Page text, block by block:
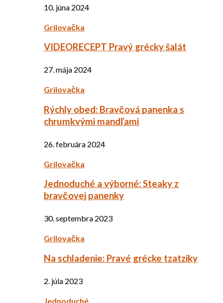
10. júna 2024
Grilovačka
VIDEORECEPT Pravý grécky šalát
27. mája 2024
Grilovačka
Rýchly obed: Bravčová panenka s
chrumkvými mandľami
26. februára 2024
Grilovačka
Jednoduché a výborné: Steaky z
bravčovej panenky
30. septembra 2023
Grilovačka
Na schladenie: Pravé grécke tzatziky
2. júla 2023
Jednoduché